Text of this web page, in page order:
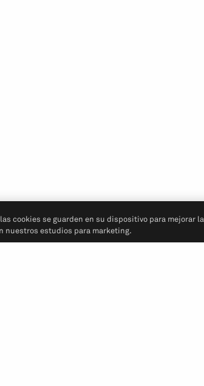
cookies se guarden en su dispositivo para mejorar la
nuestros estudios para marketing.